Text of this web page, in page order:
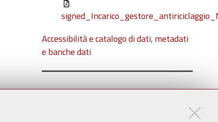
Accessibilità e catalogo di dati, metadati
e banche dati